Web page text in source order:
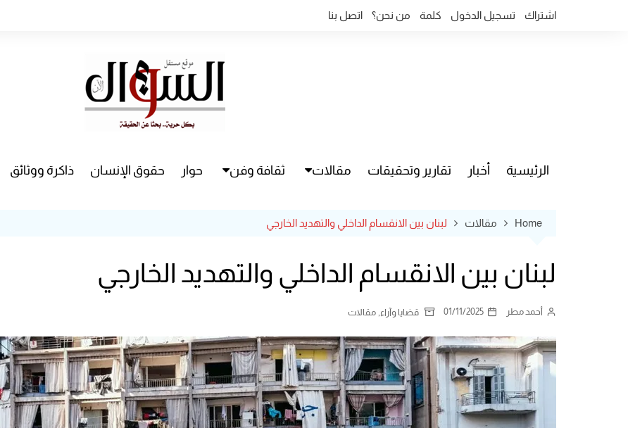
اشتراك تسجيل الدخول كلمة من نحن؟ اتصل بنا
الرئيسية أخبار تقارير وتحقيقات مقالات ثقافة وفن
مسرح
حوار حقوق الإنسان ذاكرة ووثائق
Home مقالات لبنان بين الانقسام الداخلي والتهديد الخارجي
لبنان بين الانقسام الداخلي والتهديد الخارجي
أحمد مطر 01/11/2025 قضايا وآراء مقالات